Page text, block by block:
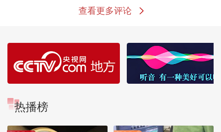
查看更多评论
热播榜